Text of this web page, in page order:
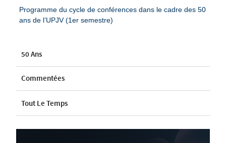
Programme du cycle de conférences dans le cadre des 50
ans de l’UPJV (1er semestre)
50 Ans
Commentées
Tout Le Temps